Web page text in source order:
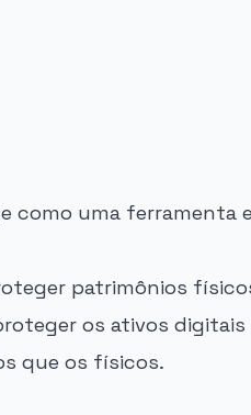
como uma ferramenta
patrimônios
os ativos
que os físicos.